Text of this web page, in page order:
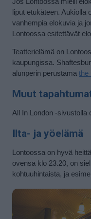
liput etukäteen. Aukiolla
vanhempia elokuvia ja
Lontoossa esitettävät
Teatterielämä on
kaupungissa.
alunperin perustama the
Muut
All In London -sivustolla
Ilta- ja yöelämä
Lontoossa on hyvä
ovensa klo 23.20, on
kohtuuhintaista, ja